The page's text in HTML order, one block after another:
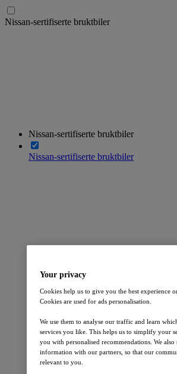
Nissan-sertifiserte bruktbiler
Nissan-sertifiserte bruktbiler
Nissan-sertifiserte bruktbiler
Personbiler
Your privacy
Cookies help us to give you the best experience
Cookies are used for ads personalisation.
We use them to analyse our traffic and learn
services you like. This helps us to simplify your
you with personalised recommendations. We also
information with our partners, so that our
relevant to you.